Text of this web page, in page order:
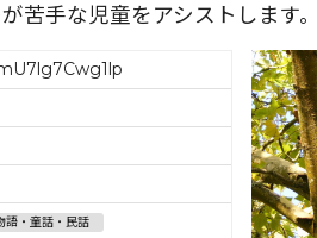
苦手な児童をアシストします。
語・童話・民話